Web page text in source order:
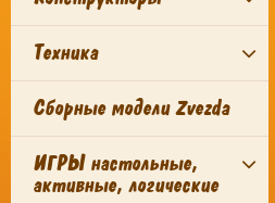
Техника
Сборные модели Zvezda
ИГРЫ настольные,
активные, логические